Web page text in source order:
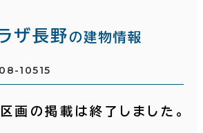
ザ長野の建物情報
10515
画の掲載は終了しました。